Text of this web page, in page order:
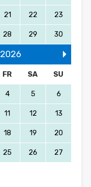
21 22 23
28 29 30
2026
FR SA SU
4 5 6
11 12 13
18 19 20
25 26 27